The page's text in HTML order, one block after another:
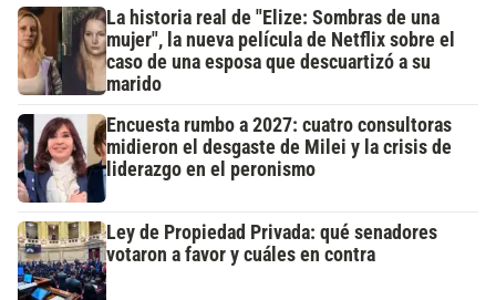
La historia real de "Elize: Sombras de una
mujer", la nueva película de Netflix sobre el
caso de una esposa que descuartizó a su
marido
Encuesta rumbo a 2027: cuatro consultoras
midieron el desgaste de Milei y la crisis de
liderazgo en el peronismo
Ley de Propiedad Privada: qué senadores
votaron a favor y cuáles en contra